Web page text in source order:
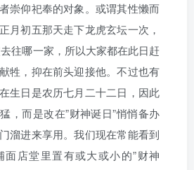
崇仰祀奉的对象。或谓其性懒而
月初五那天走下龙虎玄坛一次，
往哪一家，所以大家都在此日赶
牲，抑在前头迎接他。不过也有
生日是农历七月二十二日，因此
，而是改在”财神诞日”悄悄备办
溜进来享用。我们现在常能看到
面店堂里置有或大或小的”财神